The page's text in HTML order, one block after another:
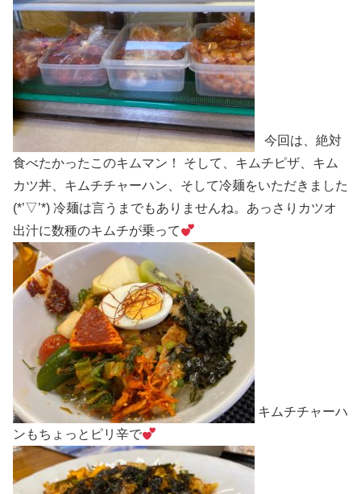
今回は、絶対
食べたかったこのキムマン！ そして、キムチピザ、キム
カツ丼、キムチチャーハン、そして冷麺をいただきました
(*’▽’*) 冷麺は言うまでもありませんね。あっさりカツオ
出汁に数種のキムチが乗って
キムチチャーハ
ンもちょっとピリ辛で